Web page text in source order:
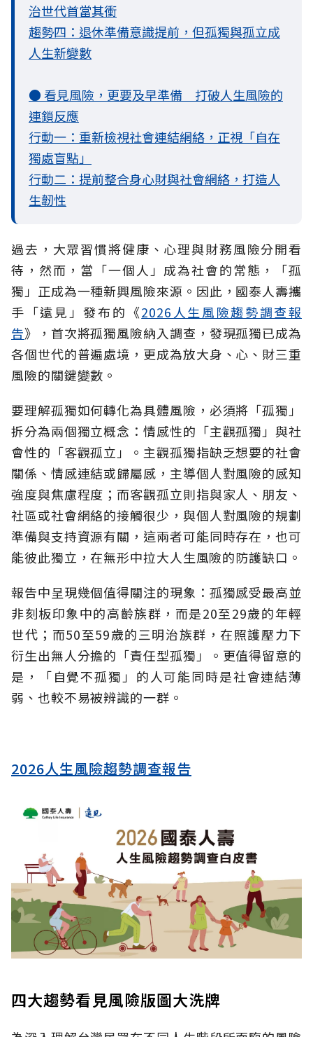
治世代首當其衝
趨勢四：退休準備意識提前，但孤獨與孤立成
人生新變數
● 看見風險，更要及早準備 打破人生風險的
連鎖反應
行動一：重新檢視社會連結網絡，正視「自在
獨處盲點」
行動二：提前整合身心財與社會網絡，打造人
生韌性
過去，大眾習慣將健康、心理與財務風險分開看
待，然而，當「一個人」成為社會的常態，「孤
獨」正成為一種新興風險來源。因此，國泰人壽攜
手「遠見」發布的《2026人生風險趨勢調查報
告》，首次將孤獨風險納入調查，發現孤獨已成為
各個世代的普遍處境，更成為放大身、心、財三重
風險的關鍵變數。
要理解孤獨如何轉化為具體風險，必須將「孤獨」
拆分為兩個獨立概念：情感性的「主觀孤獨」與社
會性的「客觀孤立」。主觀孤獨指缺乏想要的社會
關係、情感連結或歸屬感，主導個人對風險的感知
強度與焦慮程度；而客觀孤立則指與家人、朋友、
社區或社會網絡的接觸很少，與個人對風險的規劃
準備與支持資源有關，這兩者可能同時存在，也可
能彼此獨立，在無形中拉大人生風險的防護缺口。
報告中呈現幾個值得關注的現象：孤獨感受最高並
非刻板印象中的高齡族群，而是20至29歲的年輕
世代；而50至59歲的三明治族群，在照護壓力下
衍生出無人分擔的「責任型孤獨」。更值得留意的
是，「自覺不孤獨」的人可能同時是社會連結薄
弱、也較不易被辨識的一群。
2026人生風險趨勢調查報告
四大趨勢看見風險版圖大洗牌